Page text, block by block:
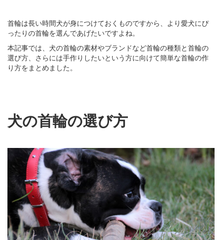
首輪は長い時間犬が身につけておくものですから、より愛犬にぴ
ったりの首輪を選んであげたいですよね。
本記事では、犬の首輪の素材やブランドなど首輪の種類と首輪の
選び方、さらには手作りしたいという方に向けて簡単な首輪の作
り方をまとめました。
犬の首輪の選び方